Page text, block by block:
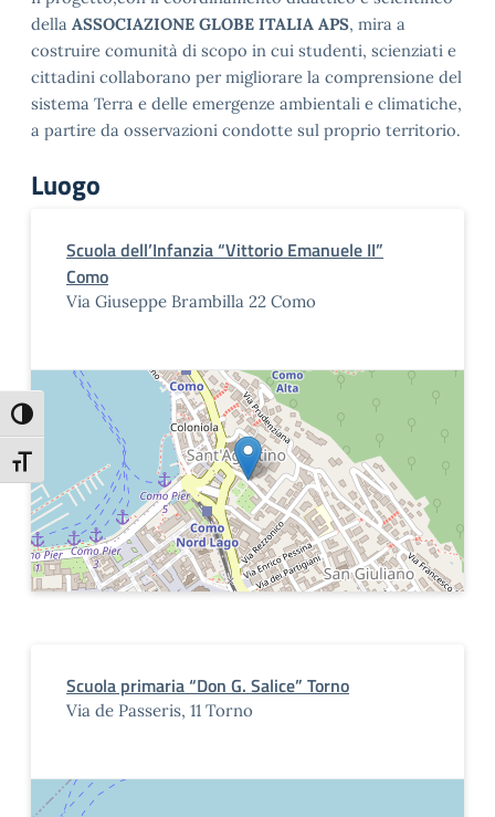
Attiva/disattiva alto contrasto
Attiva/disattiva dimensione testo
della ASSOCIAZIONE GLOBE ITALIA APS, mira a
costruire comunità di scopo in cui studenti, scienziati e
cittadini collaborano per migliorare la comprensione del
sistema Terra e delle emergenze ambientali e climatiche,
a partire da osservazioni condotte sul proprio territorio.
Luogo
Scuola dell’Infanzia “Vittorio Emanuele II”
Como
Via Giuseppe Brambilla 22 Como
Scuola primaria “Don G. Salice” Torno
Via de Passeris, 11 Torno